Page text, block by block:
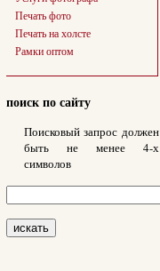
Печать фото
Печать на холсте
Рамки оптом
поиск по сайту
Поисковый запрос должен
быть не менее 4-х
символов